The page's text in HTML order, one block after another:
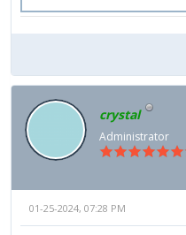
crystal
Administrator
01-25-2024, 07:28 PM